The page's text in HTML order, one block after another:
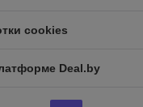
cookies
Deal.by